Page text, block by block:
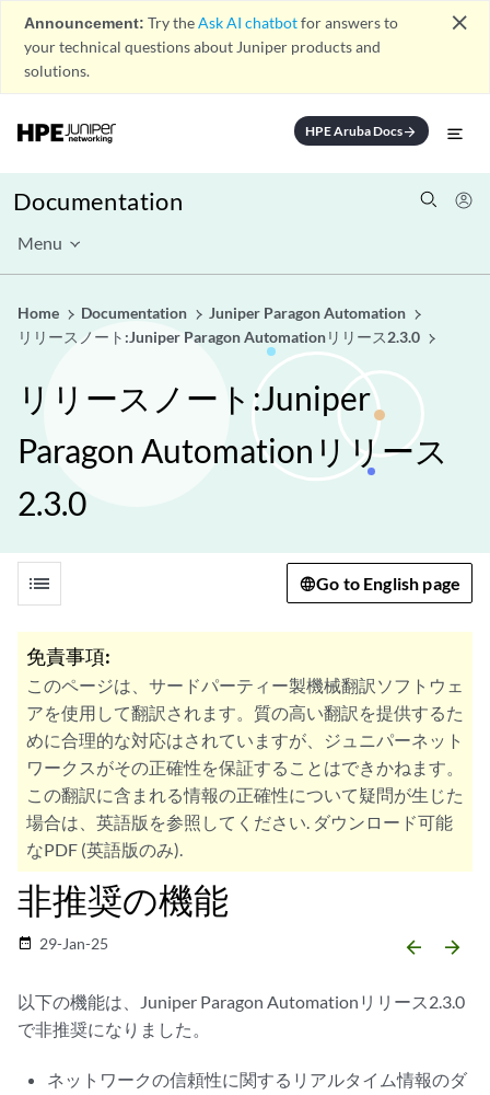
Announcement: Try theAsk AI chatbotfor answers to
your technical questions about Juniper products and
solutions.
close
HPE Aruba Docsarrow_forward
Documentation
Menu
Home Documentation
Juniper Paragon Automation
リリースノート:Juniper Paragon Automationリリース2.3.0
リリースノート:Juniper
Paragon Automationリリース
2.3.0
list Go to English page
免責事項:
このページは、サードパーティー製機械翻訳ソフトウェ
アを使用して翻訳されます。質の高い翻訳を提供するた
めに合理的な対応はされていますが、ジュニパーネット
ワークスがその正確性を保証することはできかねます。
この翻訳に含まれる情報の正確性について疑問が生じた
場合は、英語版を参照してください. ダウンロード可能
なPDF (英語版のみ).
非推奨の機能
date_range 29-Jan-25 arrow_backward arrow_forward
以下の機能は、Juniper Paragon Automationリリース2.3.0
で非推奨になりました。
ネットワークの信頼性に関するリアルタイム情報のダ